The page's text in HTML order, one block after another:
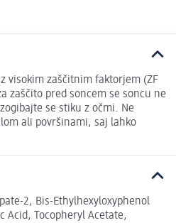
visokim zaščitnim faktorjem (ZF
zaščito pred soncem se soncu ne
se stiku z očmi. Ne
ali površinami, saj lahko
2, Bis-Ethylhexyloxyphenol
Acid, Tocopheryl Acetate,